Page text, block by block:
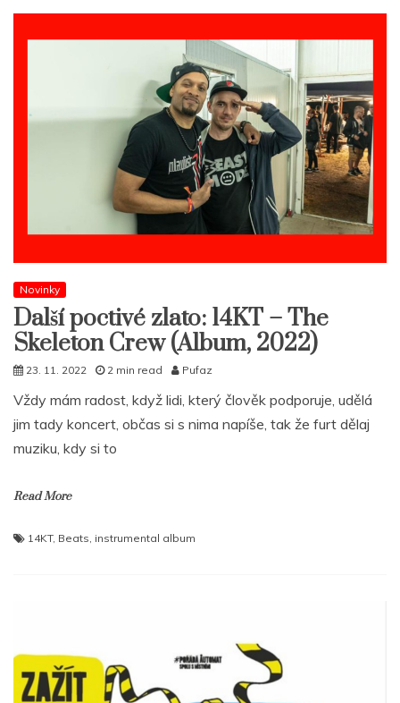
Novinky
Další poctivé zlato: 14KT – The
Skeleton Crew (Album, 2022)
23. 11. 2022 2 min read Pufaz
Vždy mám radost, když lidi, který člověk podporuje, udělá
jim tady koncert, občas si s nima napíše, tak že furt dělaj
muziku, kdy si to
Read More
14KT, Beats instrumental album